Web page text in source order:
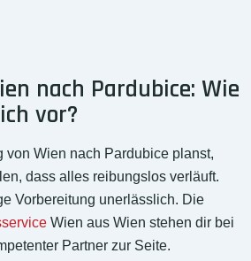
nach Pardubice: Wie
vor?
von Wien nach Pardubice planst,
dass alles reibungslos verläuft.
Vorbereitung unerlässlich. Die
Wien aus Wien stehen dir bei
Partner zur Seite.